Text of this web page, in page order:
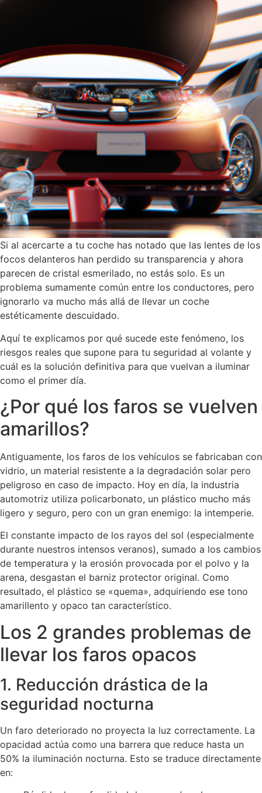
Si al acercarte a tu coche has notado que las lentes de los
focos delanteros han perdido su transparencia y ahora
parecen de cristal esmerilado, no estás solo. Es un
problema sumamente común entre los conductores, pero
ignorarlo va mucho más allá de llevar un coche
estéticamente descuidado.
Aquí te explicamos por qué sucede este fenómeno, los
riesgos reales que supone para tu seguridad al volante y
cuál es la solución definitiva para que vuelvan a iluminar
como el primer día.
¿Por qué los faros se vuelven
amarillos?
Antiguamente, los faros de los vehículos se fabricaban con
vidrio, un material resistente a la degradación solar pero
peligroso en caso de impacto. Hoy en día, la industria
automotriz utiliza policarbonato, un plástico mucho más
ligero y seguro, pero con un gran enemigo: la intemperie.
El constante impacto de los rayos del sol (especialmente
durante nuestros intensos veranos), sumado a los cambios
de temperatura y la erosión provocada por el polvo y la
arena, desgastan el barniz protector original. Como
resultado, el plástico se «quema», adquiriendo ese tono
amarillento y opaco tan característico.
Los 2 grandes problemas de
llevar los faros opacos
1. Reducción drástica de la
seguridad nocturna
Un faro deteriorado no proyecta la luz correctamente. La
opacidad actúa como una barrera que reduce hasta un
50% la iluminación nocturna. Esto se traduce directamente
en: